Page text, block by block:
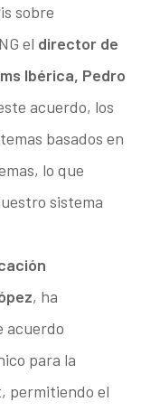
sobre
el director de
Ibérica, Pedro
acuerdo, los
basados en
lo que
sistema
, ha
acuerdo
para la
permitiendo el